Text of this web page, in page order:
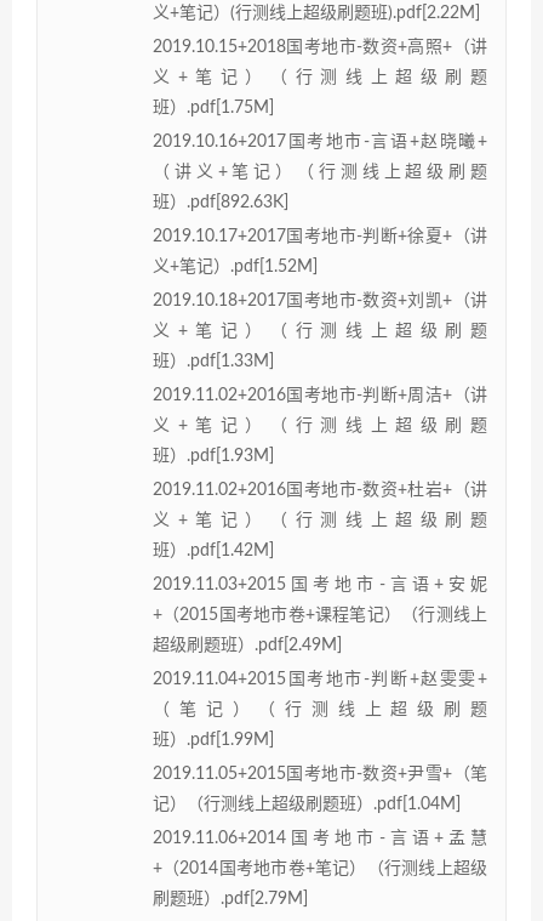
义+笔记）(行测线上超级刷题班).pdf[2.22M]
2019.10.15+2018国考地市-数资+高照+（讲
义+笔记）（行测线上超级刷题
班）.pdf[1.75M]
2019.10.16+2017国考地市-言语+赵晓曦+
（讲义+笔记）（行测线上超级刷题
班）.pdf[892.63K]
2019.10.17+2017国考地市-判断+徐夏+（讲
义+笔记）.pdf[1.52M]
2019.10.18+2017国考地市-数资+刘凯+（讲
义+笔记）（行测线上超级刷题
班）.pdf[1.33M]
2019.11.02+2016国考地市-判断+周洁+（讲
义+笔记）（行测线上超级刷题
班）.pdf[1.93M]
2019.11.02+2016国考地市-数资+杜岩+（讲
义+笔记）（行测线上超级刷题
班）.pdf[1.42M]
2019.11.03+2015国考地市-言语+安妮
+（2015国考地市卷+课程笔记）（行测线上
超级刷题班）.pdf[2.49M]
2019.11.04+2015国考地市-判断+赵雯雯+
（笔记）（行测线上超级刷题
班）.pdf[1.99M]
2019.11.05+2015国考地市-数资+尹雪+（笔
记）（行测线上超级刷题班）.pdf[1.04M]
2019.11.06+2014国考地市-言语+孟慧
+（2014国考地市卷+笔记）（行测线上超级
刷题班）.pdf[2.79M]